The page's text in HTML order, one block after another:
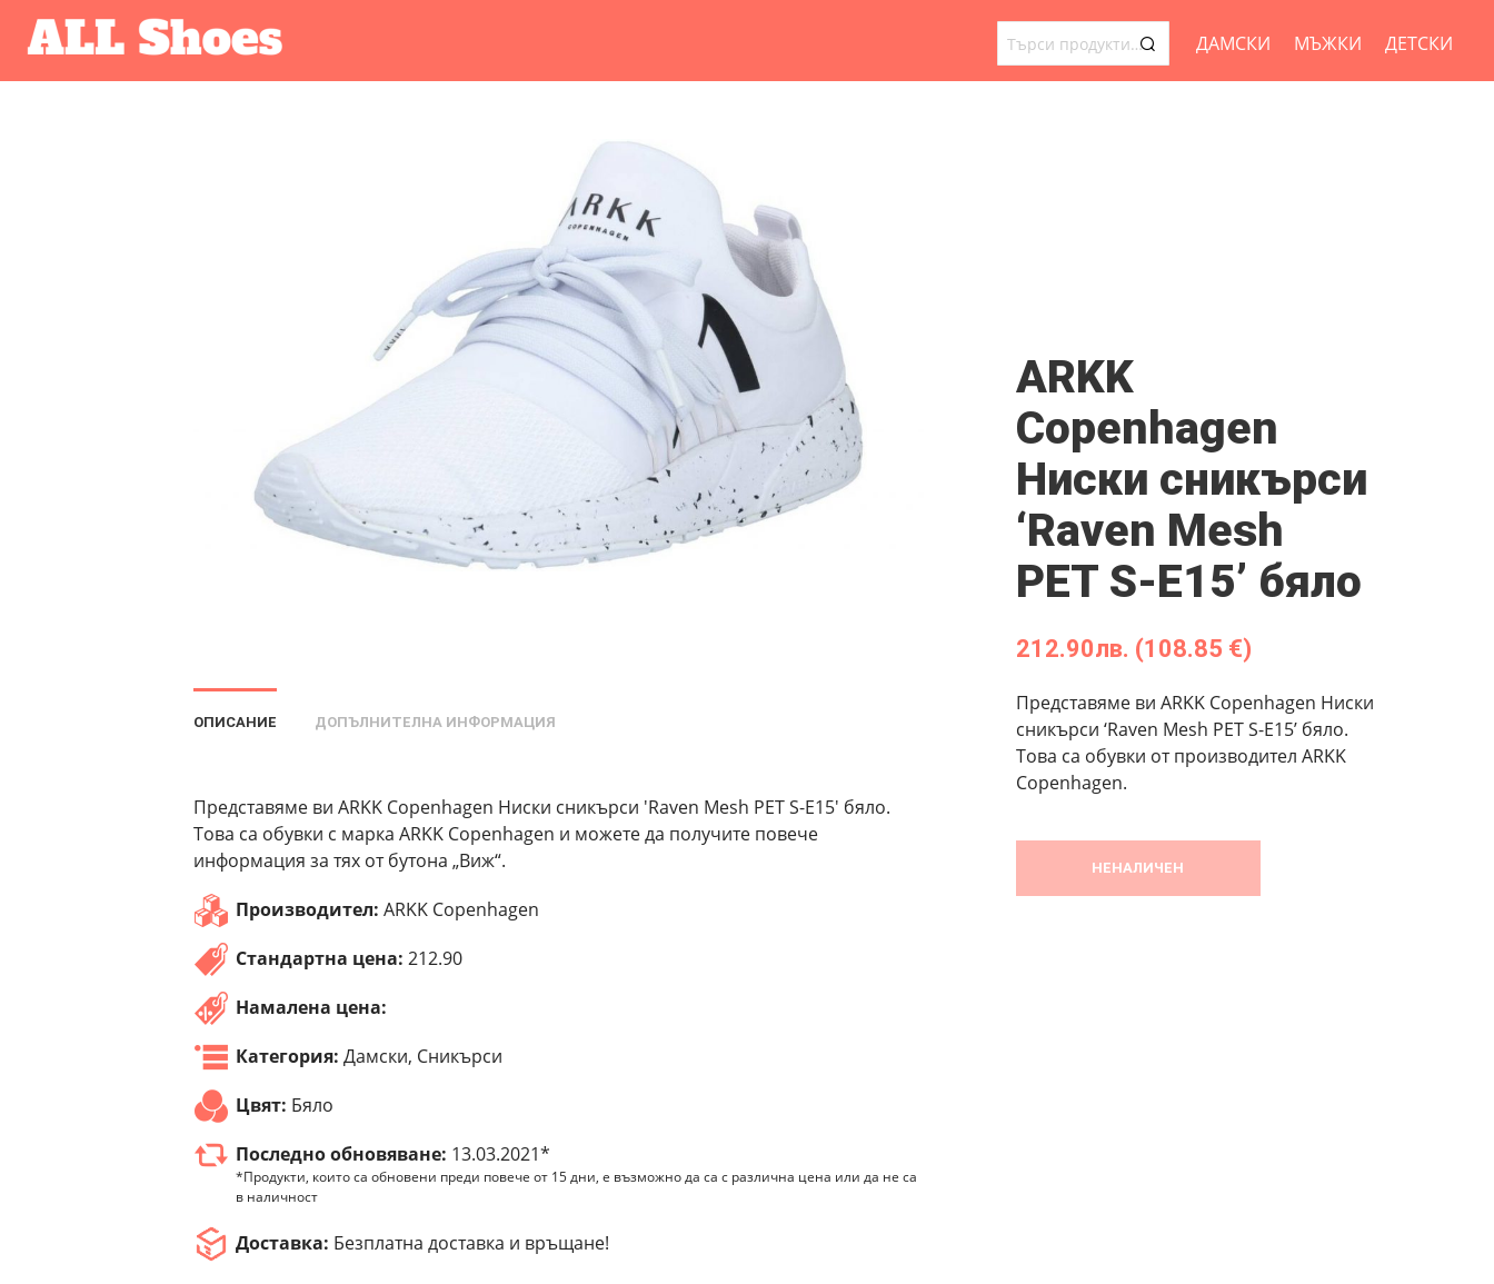
ТЪРСЕНЕ
ДАМСКИ МЪЖКИ ДЕТСКИ
ARKK
Copenhagen
Ниски сникърси
‘Raven Mesh
PET S-E15’ бяло
212.90лв. (108.85 €)
Представяме ви ARKK Copenhagen Ниски
сникърси ‘Raven Mesh PET S-E15’ бяло.
Това са обувки от производител ARKK
Copenhagen.
НЕНАЛИЧЕН
ОПИСАНИЕ ДОПЪЛНИТЕЛНА ИНФОРМАЦИЯ
Представяме ви ARKK Copenhagen Ниски сникърси 'Raven Mesh PET S-E15' бяло.
Това са обувки с марка ARKK Copenhagen и можете да получите повече
информация за тях от бутона „Виж“.
Производител: ARKK Copenhagen
Стандартна цена: 212.90
Намалена цена:
Категория: Дамски, Сникърси
Цвят: Бяло
Последно обновяване: 13.03.2021*
*Продукти, които са обновени преди повече от 15 дни, е възможно да са с различна цена или да не са
в наличност
Доставка: Безплатна доставка и връщане!